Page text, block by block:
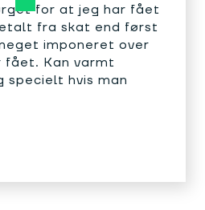
for at jeg har fået
fra skat end først
imponeret over
Kan varmt
specielt hvis man